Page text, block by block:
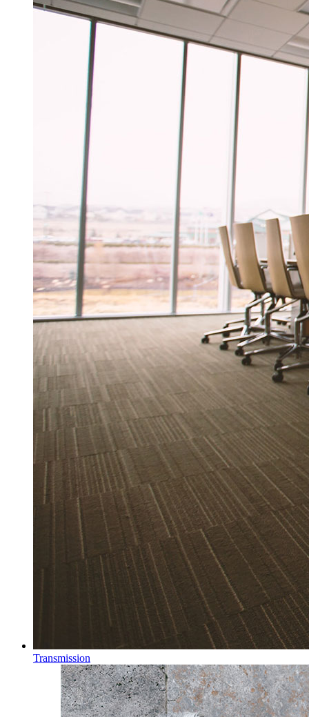
Transmission